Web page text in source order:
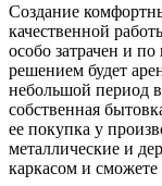
Создание
качественной
особо затрачен и
решением будет
небольшой период
собственная
ее покупка у
металлические и
каркасом и